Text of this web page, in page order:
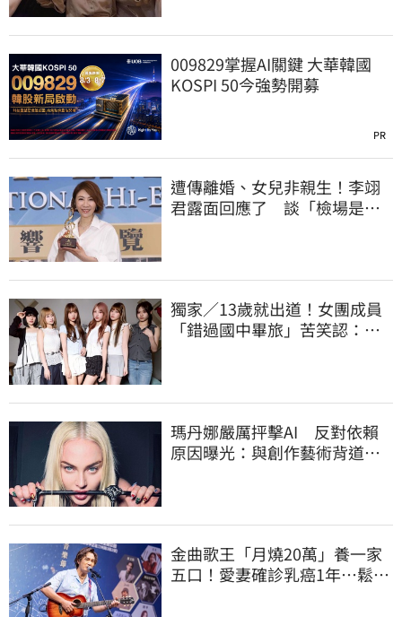
009829掌握AI關鍵 大華韓國
KOSPI 50今強勢開募
PR
遭傳離婚、女兒非親生！李翊
君露面回應了 談「檢場是否
獨家／13歲就出道！女團成員
「錯過國中畢旅」苦笑認：怕
瑪丹娜嚴厲抨擊AI 反對依賴
原因曝光：與創作藝術背道而
金曲歌王「月燒20萬」養一家
五口！愛妻確診乳癌1年…鬆口